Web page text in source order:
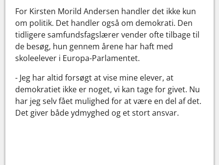
For Kirsten Morild Andersen handler det ikke kun
om politik. Det handler også om demokrati. Den
tidligere samfundsfagslærer vender ofte tilbage til
de besøg, hun gennem årene har haft med
skoleelever i Europa-Parlamentet.
- Jeg har altid forsøgt at vise mine elever, at
demokratiet ikke er noget, vi kan tage for givet. Nu
har jeg selv fået mulighed for at være en del af det.
Det giver både ydmyghed og et stort ansvar.